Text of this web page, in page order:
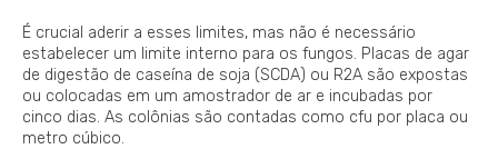
É crucial aderir a esses limites, mas não é necessário
estabelecer um limite interno para os fungos. Placas de agar
de digestão de caseína de soja (SCDA) ou R2A são expostas
ou colocadas em um amostrador de ar e incubadas por
cinco dias. As colônias são contadas como cfu por placa ou
metro cúbico.